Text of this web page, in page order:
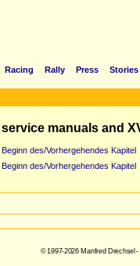
Racing Rally Press Stories
manuals and
Beginn des/Vorhergehendes Kapitel
Beginn des/Vorhergehendes Kapitel
© 1997-2026 Manfred Drechsel